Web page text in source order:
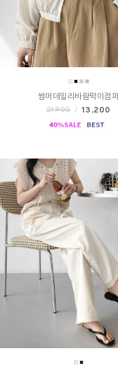
썸머데일리바람막이점퍼
21,900 / 13,200